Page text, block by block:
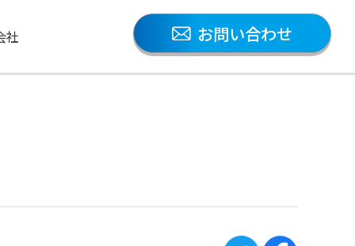
社 お問い合わせ